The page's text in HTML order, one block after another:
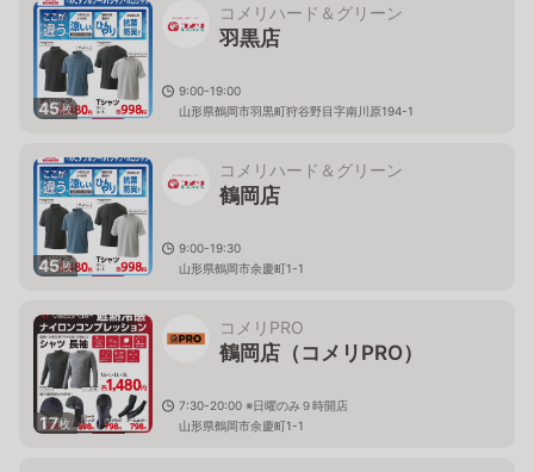
45枚
コメリハード＆グリーン
羽黒店
9:00-19:00
山形県鶴岡市羽黒町狩谷野目字南川原194-1
45枚
コメリハード＆グリーン
鶴岡店
9:00-19:30
山形県鶴岡市余慶町1-1
17枚
コメリPRO
鶴岡店（コメリPRO）
7:30-20:00 ※日曜のみ９時開店
山形県鶴岡市余慶町1-1